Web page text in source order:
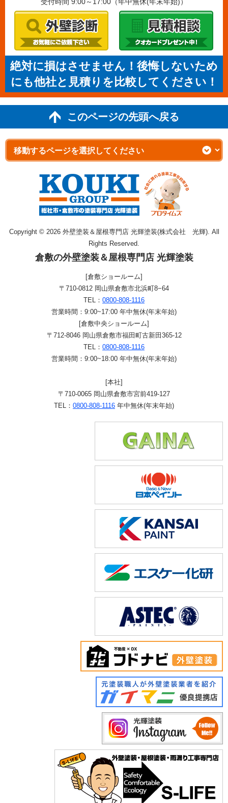
絶対に損はさせません！後悔しないため
にも他社と見積りを比較してください！
このページの先頭へ戻る
Copyright © 2026 外壁塗装＆屋根専門店 光輝塗装(株式会社 光輝). All
Rights Reserved.
倉敷の外壁塗装＆屋根専門店 光輝塗装
[倉敷ショールーム]
〒710-0812 岡山県倉敷市北浜町8−64
TEL： 0800-808-1116
営業時間：9:00~17:00 年中無休(年末年始)
[倉敷中央ショールーム]
〒712-8046 岡山県倉敷市福田町古新田365-12
TEL： 0800-808-1116
営業時間：9:00~18:00 年中無休(年末年始)
[本社]
〒710-0065 岡山県倉敷市宮前419-127
TEL： 0800-808-1116 年中無休(年末年始)